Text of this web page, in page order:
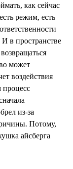
как сейчас
режим, есть
И в пространстве
может
воздействия
из-за
Потому,
айсберга